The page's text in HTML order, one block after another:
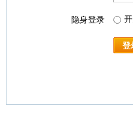
隐身登录
登